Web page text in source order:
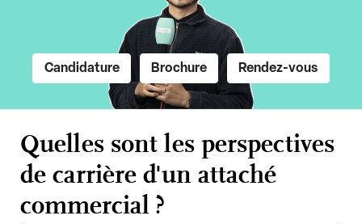
Candidature Brochure Rendez-vous
Quelles sont les perspectives
de carrière d'un attaché
commercial ?